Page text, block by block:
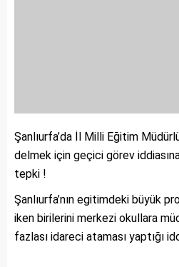
Şanlıurfa’da İl Milli Eğitim
delmek için geçici görev
tepki !
Şanlıurfa’nın egitimdeki büyük
iken birilerini merkezi okullara
fazlası idareci ataması yaptığı